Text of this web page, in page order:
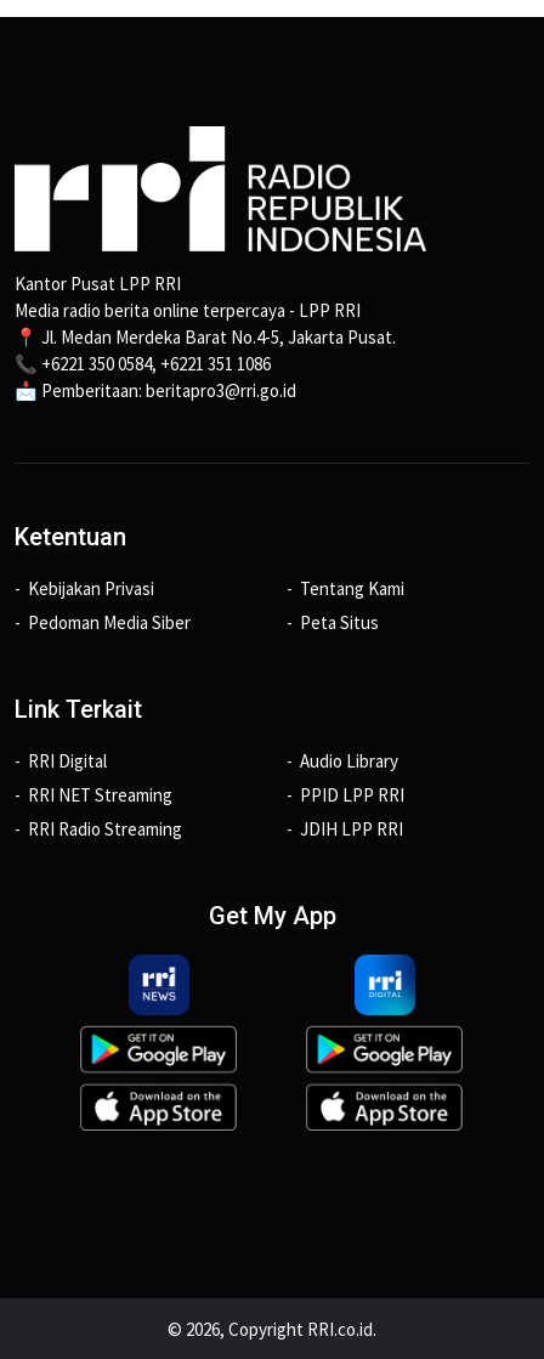
Kantor Pusat LPP RRI
Media radio berita online terpercaya - LPP RRI
📍 Jl. Medan Merdeka Barat No.4-5, Jakarta Pusat.
📞 +6221 350 0584, +6221 351 1086
📩 Pemberitaan: beritapro3@rri.go.id
Ketentuan
Kebijakan Privasi
Pedoman Media Siber
Tentang Kami
Peta Situs
Link Terkait
RRI Digital
RRI NET Streaming
RRI Radio Streaming
Audio Library
PPID LPP RRI
JDIH LPP RRI
Get My App
© 2026, Copyright RRI.co.id.